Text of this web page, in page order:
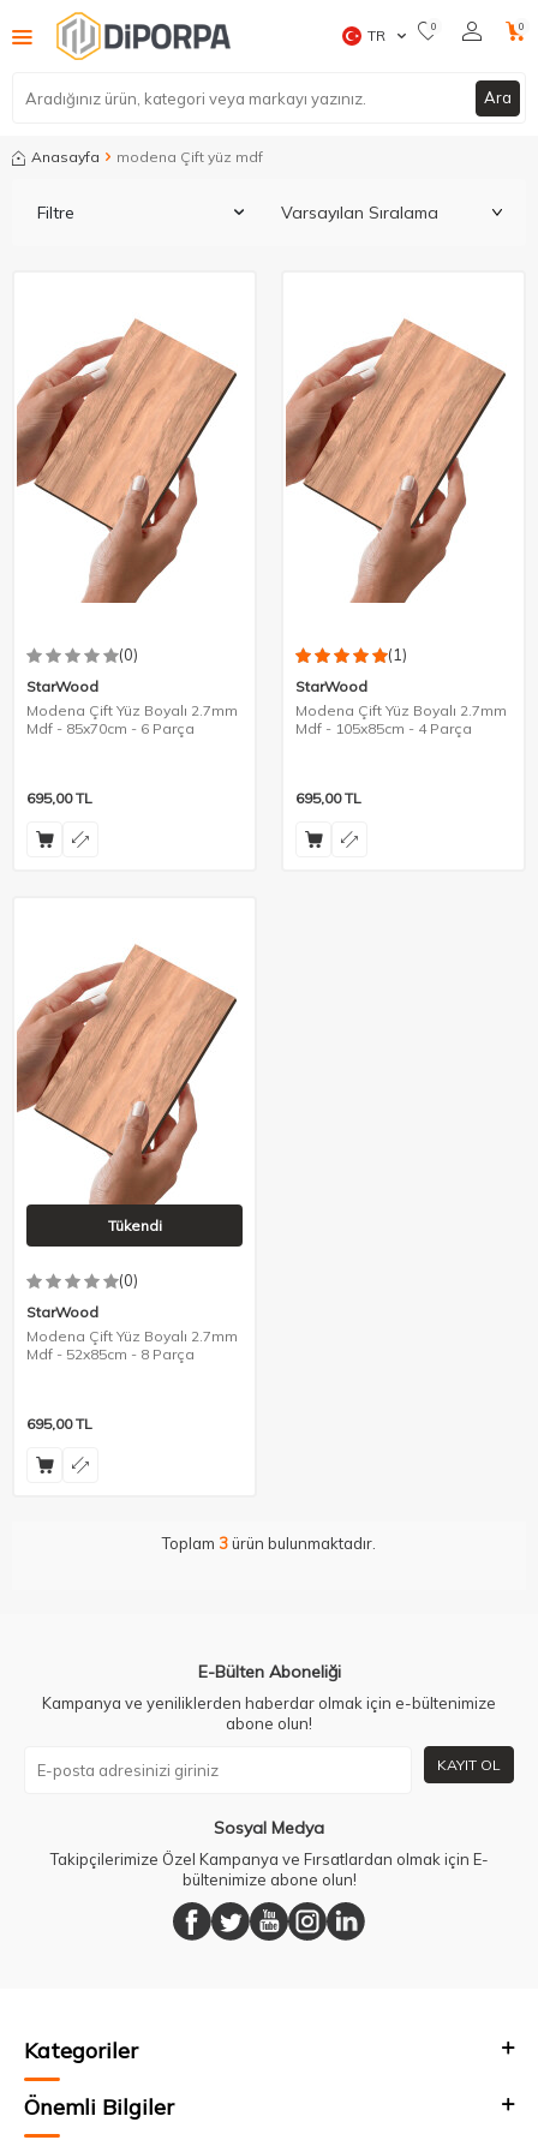
Ara
TR 0 0
Anasayfa modena Çift yüz mdf
Filtre
(0)
StarWood
Modena Çift Yüz Boyalı 2.7mm
Mdf - 85x70cm - 6 Parça
695,00TL
(1)
StarWood
Modena Çift Yüz Boyalı 2.7mm
Mdf - 105x85cm - 4 Parça
695,00TL
Tükendi
(0)
StarWood
Modena Çift Yüz Boyalı 2.7mm
Mdf - 52x85cm - 8 Parça
695,00TL
Toplam 3ürün bulunmaktadır.
E-Bülten Aboneliği
Kampanya ve yeniliklerden haberdar olmak için e-bültenimize
abone olun!
KAYIT OL
Sosyal Medya
Takipçilerimize Özel Kampanya ve Fırsatlardan olmak için E-
bültenimize abone olun!
Kategoriler
Önemli Bilgiler